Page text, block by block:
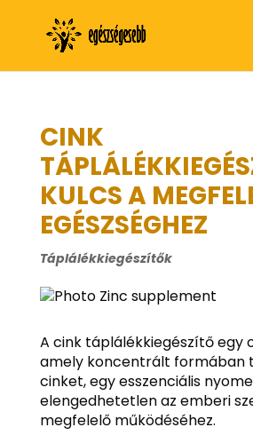
CINK
KULCS A
EGÉSZSÉGHEZ
Táplálékkiegészítők
A cink táplálékkiegészítő egy
amely koncentrált formában
cinket, egy esszenciális
elengedhetetlen az emberi
megfelelő működéséhez.